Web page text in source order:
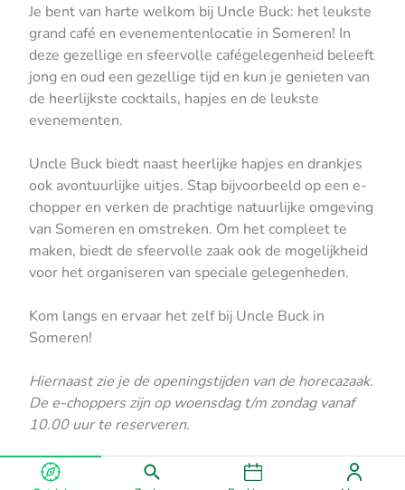
Je bent van harte welkom bij Uncle Buck: het leukste
grand café en evenementenlocatie in Someren! In
deze gezellige en sfeervolle cafégelegenheid beleeft
jong en oud een gezellige tijd en kun je genieten van
de heerlijkste cocktails, hapjes en de leukste
evenementen.
Uncle Buck biedt naast heerlijke hapjes en drankjes
ook avontuurlijke uitjes. Stap bijvoorbeeld op een e-
chopper en verken de prachtige natuurlijke omgeving
van Someren en omstreken. Om het compleet te
maken, biedt de sfeervolle zaak ook de mogelijkheid
voor het organiseren van speciale gelegenheden.
Kom langs en ervaar het zelf bij Uncle Buck in
Someren!
Hiernaast zie je de openingstijden van de horecazaak.
De e-choppers zijn op woensdag t/m zondag vanaf
10.00 uur te reserveren.